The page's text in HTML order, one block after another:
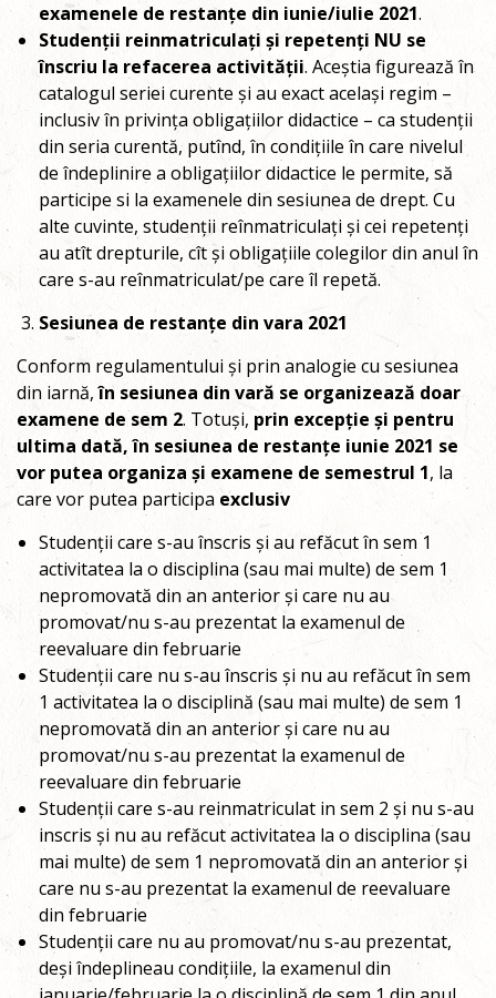
examenele de restanțe din iunie/iulie 2021.
Studenții reinmatriculați și repetenți NU se
înscriu la refacerea activității. Aceștia figurează în
catalogul seriei curente și au exact același regim –
inclusiv în privința obligațiilor didactice – ca studenții
din seria curentă, putînd, în condițiile în care nivelul
de îndeplinire a obligațiilor didactice le permite, să
participe si la examenele din sesiunea de drept. Cu
alte cuvinte, studenții reînmatriculați și cei repetenți
au atît drepturile, cît și obligațiile colegilor din anul în
care s-au reînmatriculat/pe care îl repetă.
Sesiunea de restanțe din vara 2021
Conform regulamentului și prin analogie cu sesiunea
din iarnă,în sesiunea din vară se organizează doar
examene de sem 2. Totuși, prin excepție și pentru
ultima dată, în sesiunea de restanțe iunie 2021 se
vor putea organiza și examene de semestrul 1, la
care vor putea participa exclusiv
Studenții care s-au înscris și au refăcut în sem 1
activitatea la o disciplina (sau mai multe) de sem 1
nepromovată din an anterior și care nu au
promovat/nu s-au prezentat la examenul de
reevaluare din februarie
Studenții care nu s-au înscris și nu au refăcut în sem
1 activitatea la o disciplină (sau mai multe) de sem 1
nepromovată din an anterior și care nu au
promovat/nu s-au prezentat la examenul de
reevaluare din februarie
Studenții care s-au reinmatriculat in sem 2 și nu s-au
inscris și nu au refăcut activitatea la o disciplina (sau
mai multe) de sem 1 nepromovată din an anterior și
care nu s-au prezentat la examenul de reevaluare
din februarie
Studenții care nu au promovat/nu s-au prezentat,
deși îndeplineau condițiile, la examenul din